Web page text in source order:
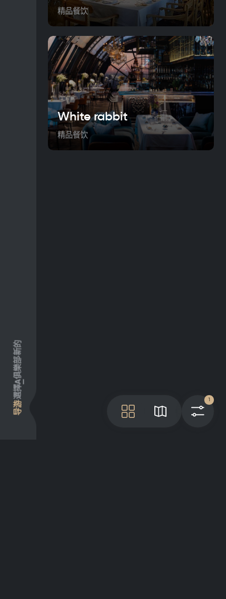
导游
選擇
A
俱樂部
新的
地图
1
精品餐饮
White rabbit
精品餐饮